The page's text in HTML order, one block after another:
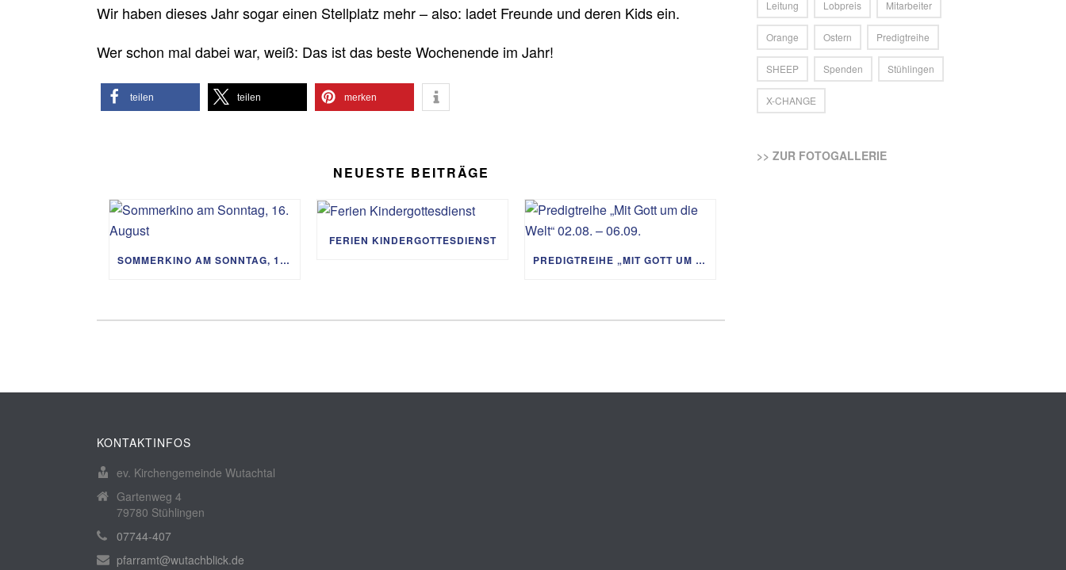
Wir haben dieses Jahr sogar einen Stellplatz mehr – also: ladet Freunde und deren Kids ein.
Wer schon mal dabei war, weiß: Das ist das beste Wochenende im Jahr!
teilen teilen merken
NEUESTE BEITRÄGE
SOMMERKINO AM SONNTAG, 16. AUGUST
FERIEN KINDERGOTTESDIENST
PREDIGTREIHE „MIT GOTT UM DIE WELT“ 02.08. – 06.09.
Leitung Lobpreis Mitarbeiter
Orange Ostern Predigtreihe
SHEEP Spenden Stühlingen
X-CHANGE
>> ZUR FOTOGALLERIE
KONTAKTINFOS
ev. Kirchengemeinde Wutachtal
Gartenweg 4
79780 Stühlingen
07744-407
pfarramt@wutachblick.de